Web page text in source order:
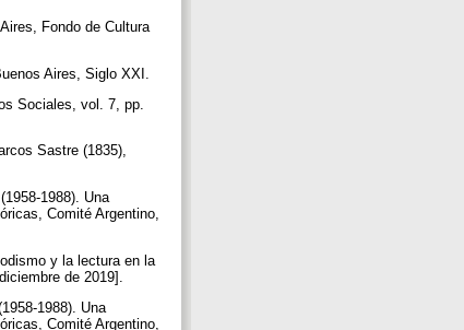
Fondo de Cultura
Aires, Siglo XXI.
Sociales, vol. 7, pp.
Sastre (1835),
1988). Una
Comité Argentino,
y la lectura en la
de 2019].
1988). Una
Comité Argentino,